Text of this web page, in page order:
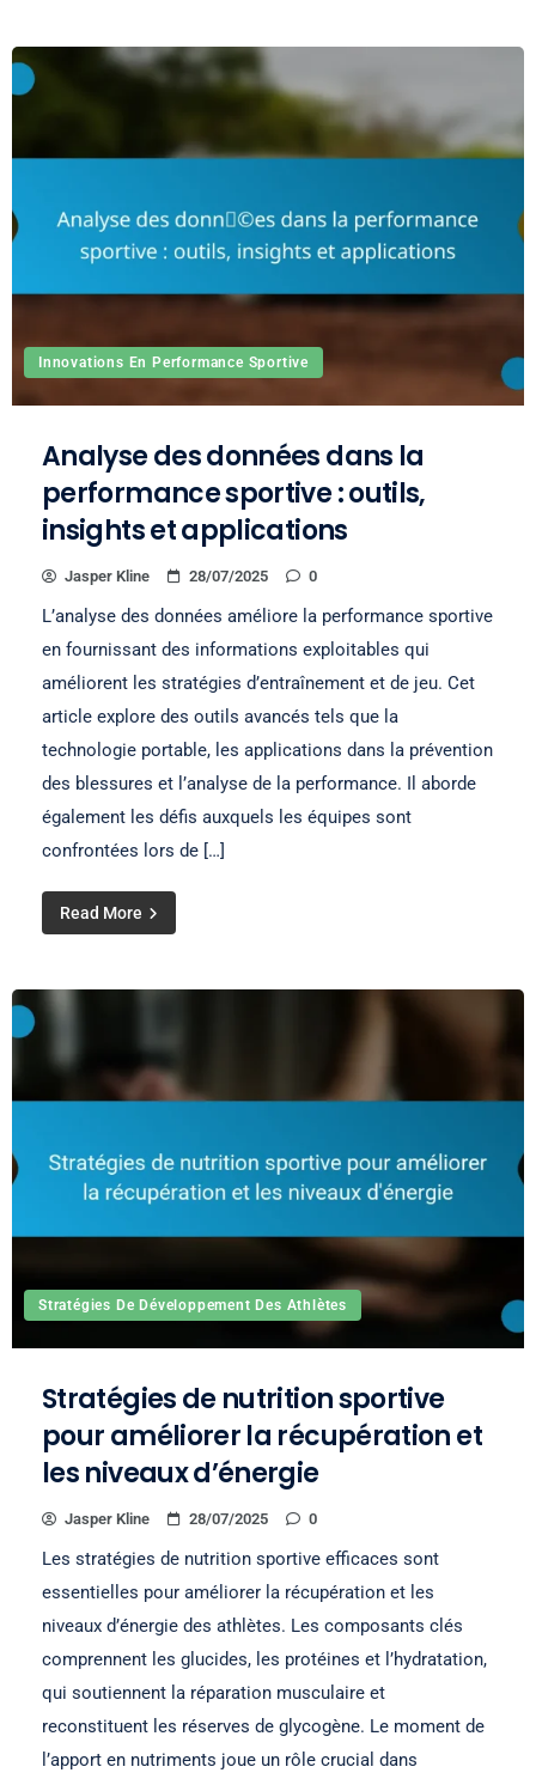
Innovations En Performance Sportive
Analyse des données dans la
performance sportive : outils,
insights et applications
Jasper Kline 28/07/2025 0
L’analyse des données améliore la performance sportive
en fournissant des informations exploitables qui
améliorent les stratégies d’entraînement et de jeu. Cet
article explore des outils avancés tels que la
technologie portable, les applications dans la prévention
des blessures et l’analyse de la performance. Il aborde
également les défis auxquels les équipes sont
confrontées lors de […]
Read More
Stratégies De Développement Des Athlètes
Stratégies de nutrition sportive
pour améliorer la récupération et
les niveaux d’énergie
Jasper Kline 28/07/2025 0
Les stratégies de nutrition sportive efficaces sont
essentielles pour améliorer la récupération et les
niveaux d’énergie des athlètes. Les composants clés
comprennent les glucides, les protéines et l’hydratation,
qui soutiennent la réparation musculaire et
reconstituent les réserves de glycogène. Le moment de
l’apport en nutriments joue un rôle crucial dans